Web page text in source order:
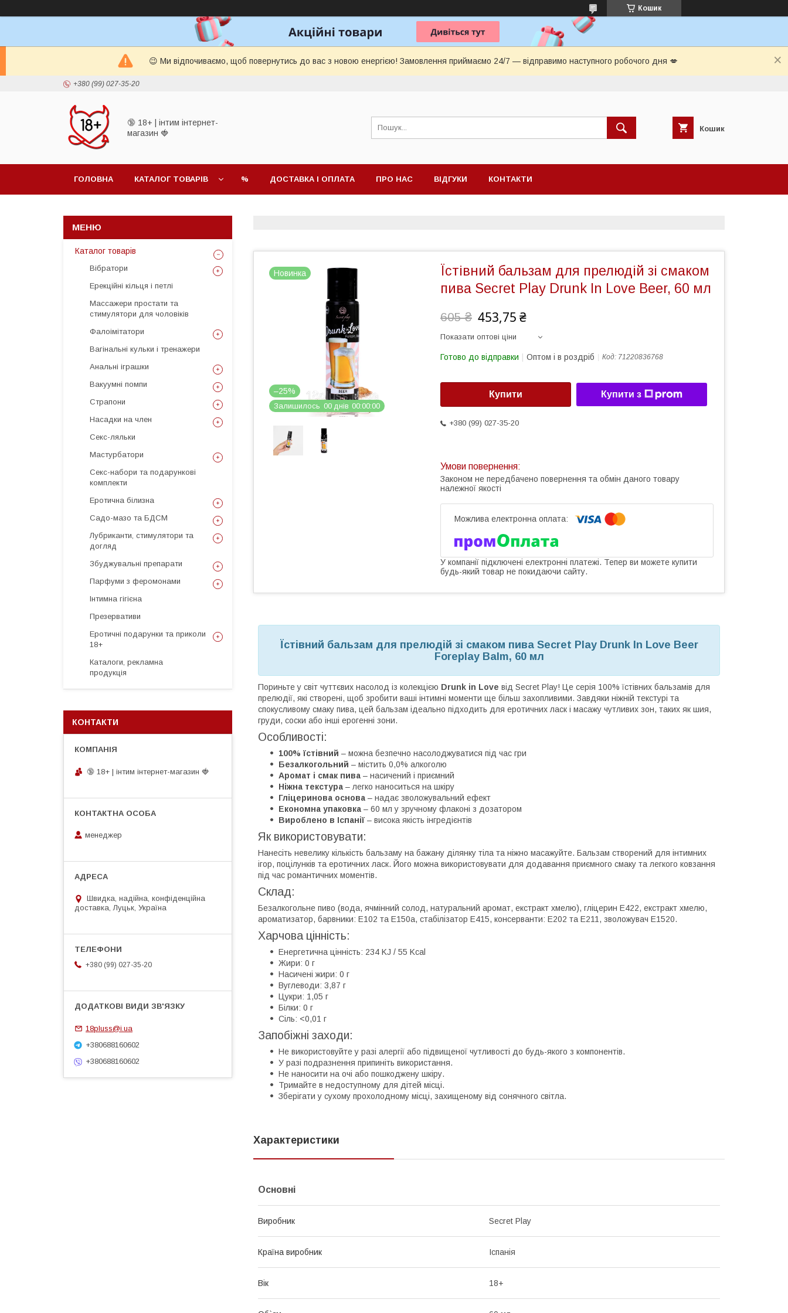
Кошик
😉 Ми відпочиваємо, щоб повернутись до вас з новою енергією! Замовлення приймаємо 24/7 — відправимо наступного робочого дня 💋
+380 (99) 027-35-20
🔞 18+ | інтим інтернет-
магазин 🍓
Кошик
ГОЛОВНА КАТАЛОГ ТОВАРІВ % ДОСТАВКА І ОПЛАТА ПРО НАС ВІДГУКИ КОНТАКТИ
Новинка
–25%
Залишилось 00 днів 00 00 00
Їстівний бальзам для прелюдій зі смаком
пива Secret Play Drunk In Love Beer, 60 мл
605 ₴ 453,75 ₴
Показати оптові ціни
Готово до відправки Оптом і в роздріб Код: 71220836768
Купити Купити з
+380 (99) 027-35-20
Законом не передбачено повернення та обмін даного товару
належної якості
У компанії підключені електронні платежі. Тепер ви можете купити
будь-який товар не покидаючи сайту.
Їстівний бальзам для прелюдій зі смаком пива Secret Play Drunk In Love Beer
Foreplay Balm, 60 мл
Пориньте у світ чуттєвих насолод із колекцією Drunk in Love від Secret Play! Це серія 100% їстівних бальзамів для
прелюдії, які створені, щоб зробити ваші інтимні моменти ще більш захопливими. Завдяки ніжній текстурі та
спокусливому смаку пива, цей бальзам ідеально підходить для еротичних ласк і масажу чутливих зон, таких як шия,
груди, соски або інші ерогенні зони.
Особливості:
100% їстівний – можна безпечно насолоджуватися під час гри
Безалкогольний – містить 0,0% алкоголю
Аромат і смак пива – насичений і приємний
Ніжна текстура – легко наноситься на шкіру
Гліцеринова основа – надає зволожувальний ефект
Економна упаковка – 60 мл у зручному флаконі з дозатором
Вироблено в Іспанії – висока якість інгредієнтів
Як використовувати:
Нанесіть невелику кількість бальзаму на бажану ділянку тіла та ніжно масажуйте. Бальзам створений для інтимних
ігор, поцілунків та еротичних ласк. Його можна використовувати для додавання приємного смаку та легкого ковзання
під час романтичних моментів.
Склад:
Безалкогольне пиво (вода, ячмінний солод, натуральний аромат, екстракт хмелю), гліцерин E422, екстракт хмелю,
ароматизатор, барвники: E102 та E150a, стабілізатор E415, консерванти: E202 та E211, зволожувач E1520.
Харчова цінність:
Енергетична цінність: 234 KJ / 55 Kcal
Жири: 0 г
Насичені жири: 0 г
Вуглеводи: 3,87 г
Цукри: 1,05 г
Білки: 0 г
Сіль: <0,01 г
Запобіжні заходи:
Не використовуйте у разі алергії або підвищеної чутливості до будь-якого з компонентів.
У разі подразнення припиніть використання.
Не наносити на очі або пошкоджену шкіру.
Тримайте в недоступному для дітей місці.
Зберігати у сухому прохолодному місці, захищеному від сонячного світла.
Характеристики
Основні
Виробник Secret Play
Країна виробник Іспанія
Вік 18+
Каталог товарів
Вібратори
Ерекційні кільця і петлі
Массажери простати та
стимулятори для чоловіків
Фалоімітатори
Вагінальні кульки і тренажери
Анальні іграшки
Вакуумні помпи
Страпони
Насадки на член
Секс-ляльки
Мастурбатори
Секс-набори та подарункові
комплекти
Еротична білизна
Садо-мазо та БДСМ
Лубриканти, стимулятори та
догляд
Збуджувальні препарати
Парфуми з феромонами
Інтимна гігієна
Презервативи
Еротичні подарунки та приколи
18+
Каталоги, рекламна
продукція
КОНТАКТИ
🔞 18+ | інтим інтернет-магазин 🍓
менеджер
Швидка, надійна, конфіденційна
доставка, Луцьк, Україна
+380 (99) 027-35-20
18pluss@i.ua
+380688160602
+380688160602